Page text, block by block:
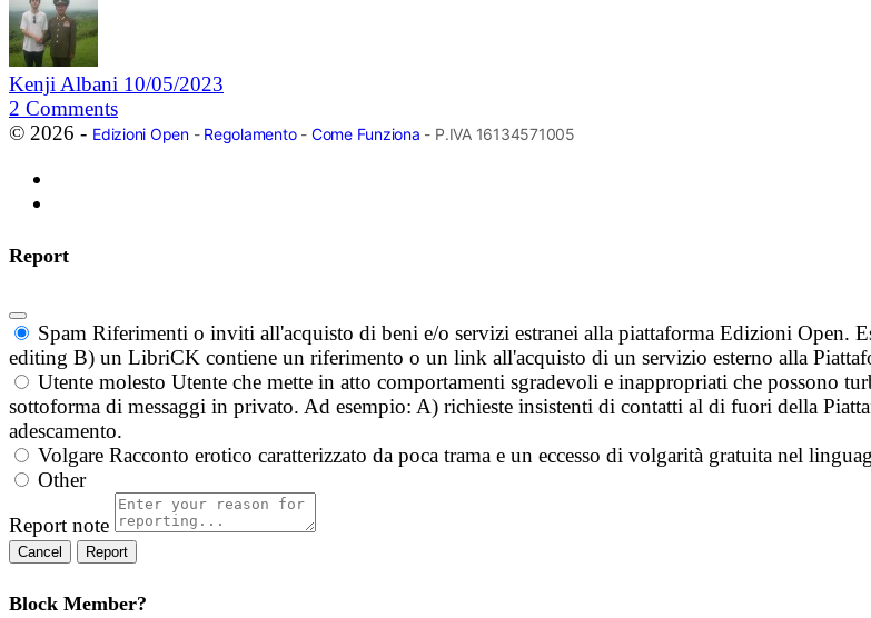
Kenji Albani 10/05/2023
2 Comments
© 2026 - Edizioni Open- Regolamento- Come Funziona - P.IVA 16134571005
Report
Spam Riferimenti o inviti all'acquisto di beni e/o servizi estranei alla piattaforma Edizioni Open.
editing B) un LibriCK contiene un riferimento o un link all'acquisto di un servizio esterno alla
Utente molesto Utente che mette in atto comportamenti sgradevoli e inappropriati che possono
sottoforma di messaggi in privato. Ad esempio: A) richieste insistenti di contatti al di fuori della
adescamento.
Volgare Racconto erotico caratterizzato da poca trama e un eccesso di volgarità gratuita nel
Other
Report note
Report
Block Member?